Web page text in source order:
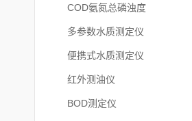
COD氨氮总磷浊度
多参数水质测定仪
便携式水质测定仪
红外测油仪
BOD测定仪